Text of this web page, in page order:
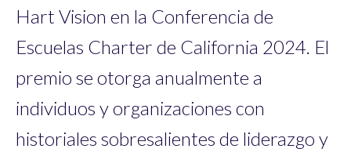
Hart Vision en la Conferencia de
Escuelas Charter de California 2024. El
premio se otorga anualmente a
individuos y organizaciones con
historiales sobresalientes de liderazgo y